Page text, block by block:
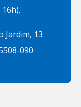
Jardim, 13
090